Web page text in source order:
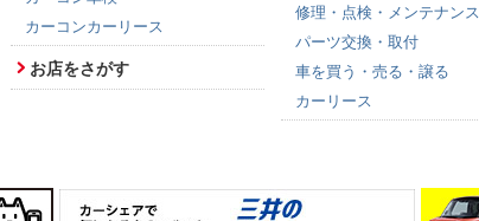
カーコンカーリース
お店をさがす
修理・点検・メンテナンス
パーツ交換・取付
車を買う・売る・譲る
カーリース